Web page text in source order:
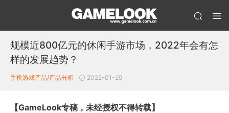
规模近800亿元的休闲手游市场，2022年会有怎
样的发展趋势？
手机游戏产品/产品分析 2022-01-29
【GameLook专稿，未经授权不得转载】